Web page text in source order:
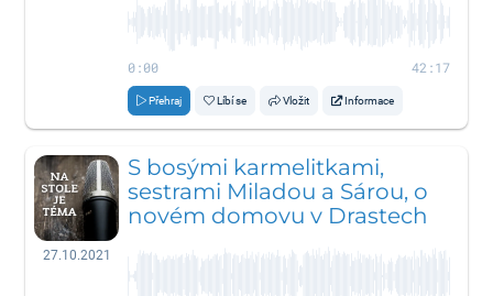
0:00 42:17
Přehraj Líbí se Vložit Informace
27.10.2021
S bosými karmelitkami,
sestrami Miladou a Sárou, o
novém domovu v Drastech